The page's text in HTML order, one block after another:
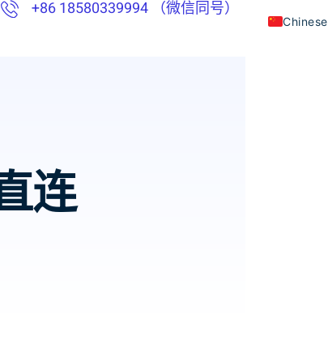
+86 18580339994 （微信同号）
连